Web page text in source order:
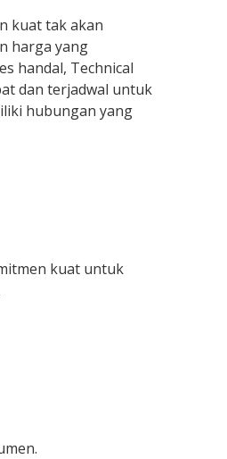
kuat tak akan
harga yang
handal, Technical
dan terjadwal untuk
hubungan yang
kuat untuk